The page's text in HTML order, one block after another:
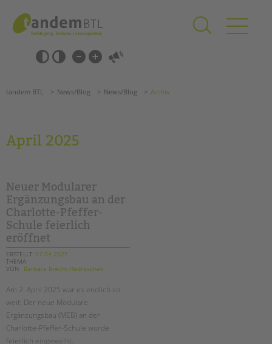
springen
Barrierefrei-
Einstellungen
überspringen
überspringen
Grundschulen
Förderzentren
Kollegs
EFöB
Schulbezogene Sozialarbeit
Tagesgruppen
HILFEN ZUR ERZIEHUNG
EINGLIEDERUNGSHILFE
BETREUTES WOHNEN
Suchen
tandem BTL News/Blog News/Blog Archiv
April 2025
Neuer Modularer
Ergänzungsbau an der
Charlotte-Pfeffer-
Schule feierlich
eröffnet
ERSTELLT 07.04.2025
THEMA
VON
Barbara Brecht-Hadraschek
Am 2. April 2025 war es endlich so
weit: Der neue Modulare
Ergänzungsbau (MEB) an der
Charlotte-Pfeffer-Schule wurde
feierlich eingeweiht.